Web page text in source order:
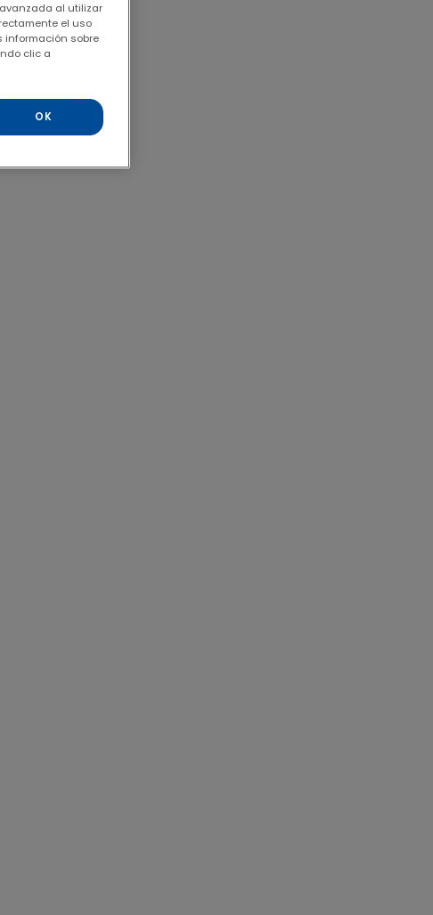
al utilizar
el uso
información sobre
clic a
OK